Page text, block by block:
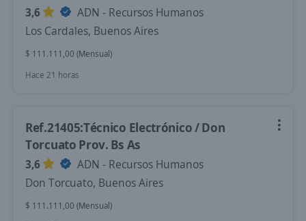
3,6
ADN - Recursos Humanos
Los Cardales, Buenos Aires
$ 111.111,00 (Mensual)
Hace 21 horas
Ref.21405:Técnico Electrónico / Don
Torcuato Prov. Bs As
3,6
ADN - Recursos Humanos
Don Torcuato, Buenos Aires
$ 111.111,00 (Mensual)